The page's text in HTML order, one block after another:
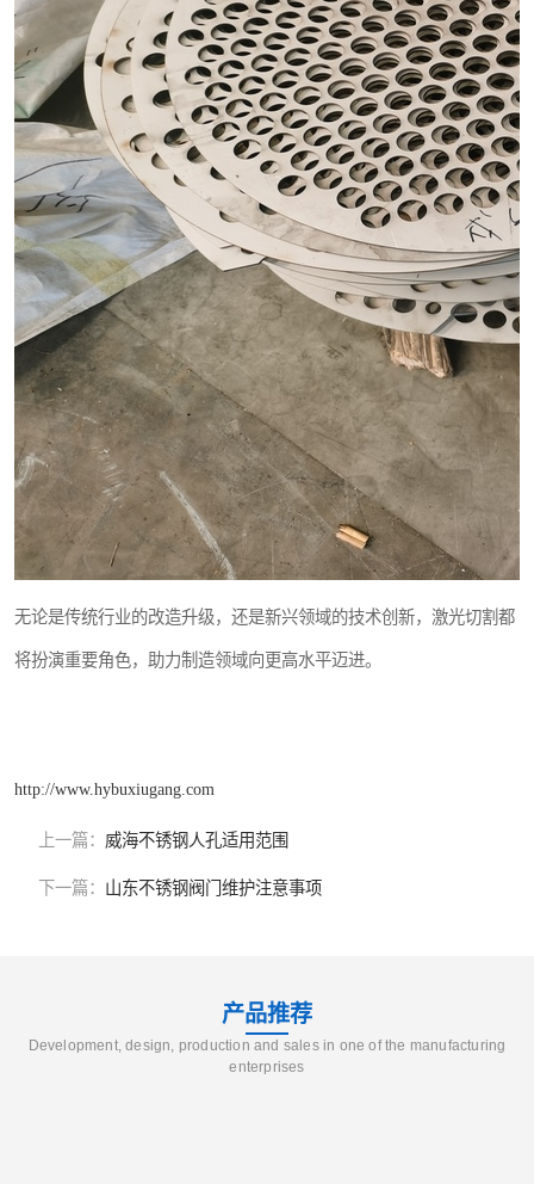
无论是传统行业的改造升级，还是新兴领域的技术创新，激光切割都
将扮演重要角色，助力制造领域向更高水平迈进。
http://www.hybuxiugang.com
上一篇： 威海不锈钢人孔适用范围
下一篇： 山东不锈钢阀门维护注意事项
产品推荐
Development, design, production and sales in one of the manufacturing
enterprises